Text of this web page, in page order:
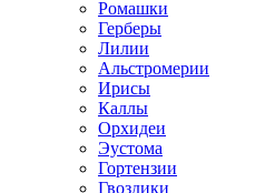
Ромашки
Герберы
Лилии
Альстромерии
Ирисы
Каллы
Орхидеи
Эустома
Гортензии
Гвоздики